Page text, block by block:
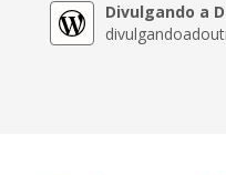
Divulgando a